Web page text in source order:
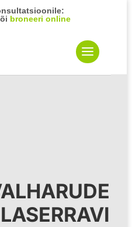
broneeri online
LASERRAVI